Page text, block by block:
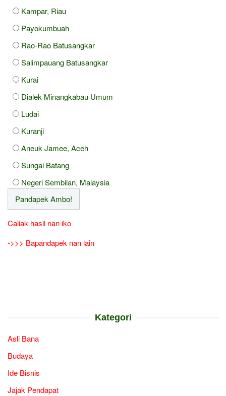
Kampar, Riau
Payokumbuah
Rao-Rao Batusangkar
Salimpauang Batusangkar
Kurai
Dialek Minangkabau Umum
Ludai
Kuranji
Aneuk Jamee, Aceh
Sungai Batang
Negeri Sembilan, Malaysia
Caliak hasil nan iko
->>> Bapandapek nan lain
Kategori
Asli Bana
Budaya
Ide Bisnis
Jajak Pendapat